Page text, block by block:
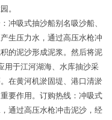
。
冲吸式抽沙船别名吸沙船、
生压力水，通过高压水枪冲
的泥沙形成泥浆。然后将泥
用于江河湖海、水库抽沙采
在黄河机淤固堤、港口清淤
要作用。订购热线：冲吸式
通过高压水枪冲击泥沙，经